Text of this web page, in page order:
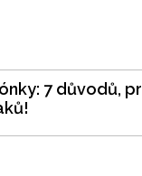
7 důvodů,